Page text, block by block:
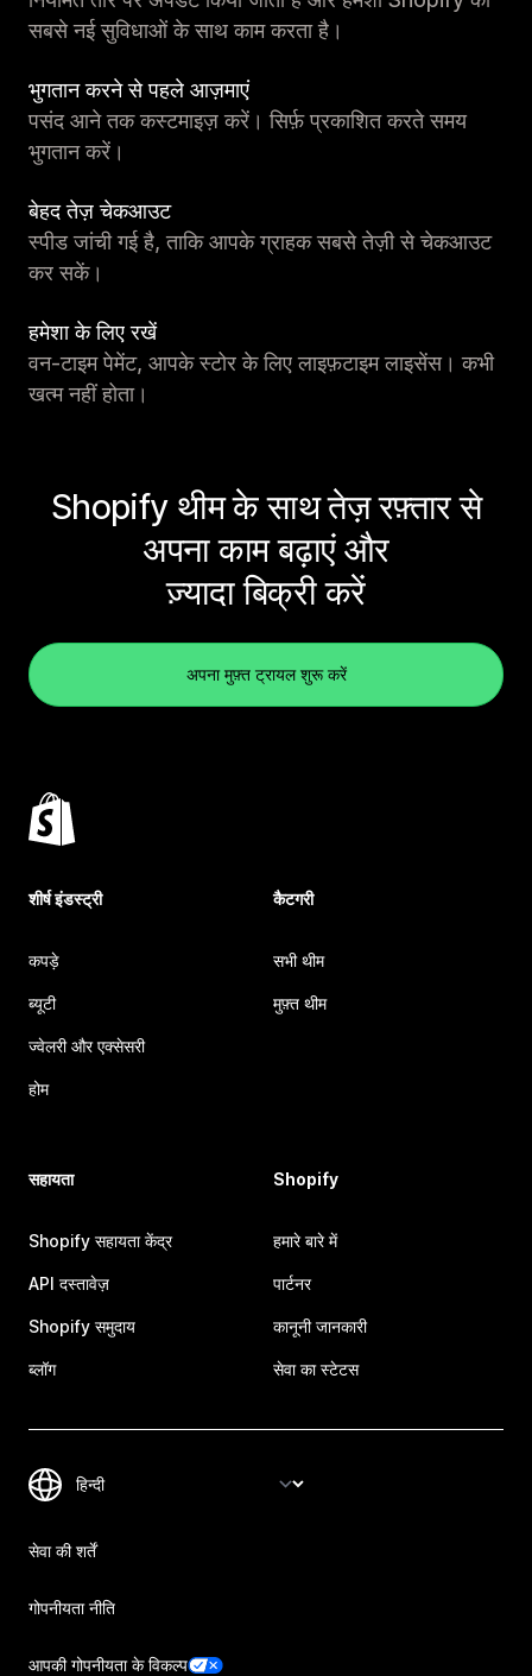
सबसे नई सुविधाओं के साथ काम करता है।
भुगतान करने से पहले आज़माएं
पसंद आने तक कस्टमाइज़ करें। सिर्फ़ प्रकाशित करते समय
भुगतान करें।
बेहद तेज़ चेकआउट
स्पीड जांची गई है, ताकि आपके ग्राहक सबसे तेज़ी से चेकआउट
कर सकें।
हमेशा के लिए रखें
वन-टाइम पेमेंट, आपके स्टोर के लिए लाइफ़टाइम लाइसेंस। कभी
खत्म नहीं होता।
Shopify थीम के साथ तेज़ रफ़्तार से
अपना काम बढ़ाएं और
ज़्यादा बिक्री करें
अपना मुफ़्त ट्रायल शुरू करें
शीर्ष इंडस्ट्री
कपड़े
ब्यूटी
ज्वेलरी और एक्सेसरी
होम
कैटगरी
सभी थीम
मुफ़्त थीम
सहायता
Shopify सहायता केंद्र
API दस्तावेज़
Shopify समुदाय
ब्लॉग
Shopify
हमारे बारे में
पार्टनर
कानूनी जानकारी
सेवा का स्टेटस
सेवा की शर्तें
गोपनीयता नीति
आपकी गोपनीयता के विकल्प